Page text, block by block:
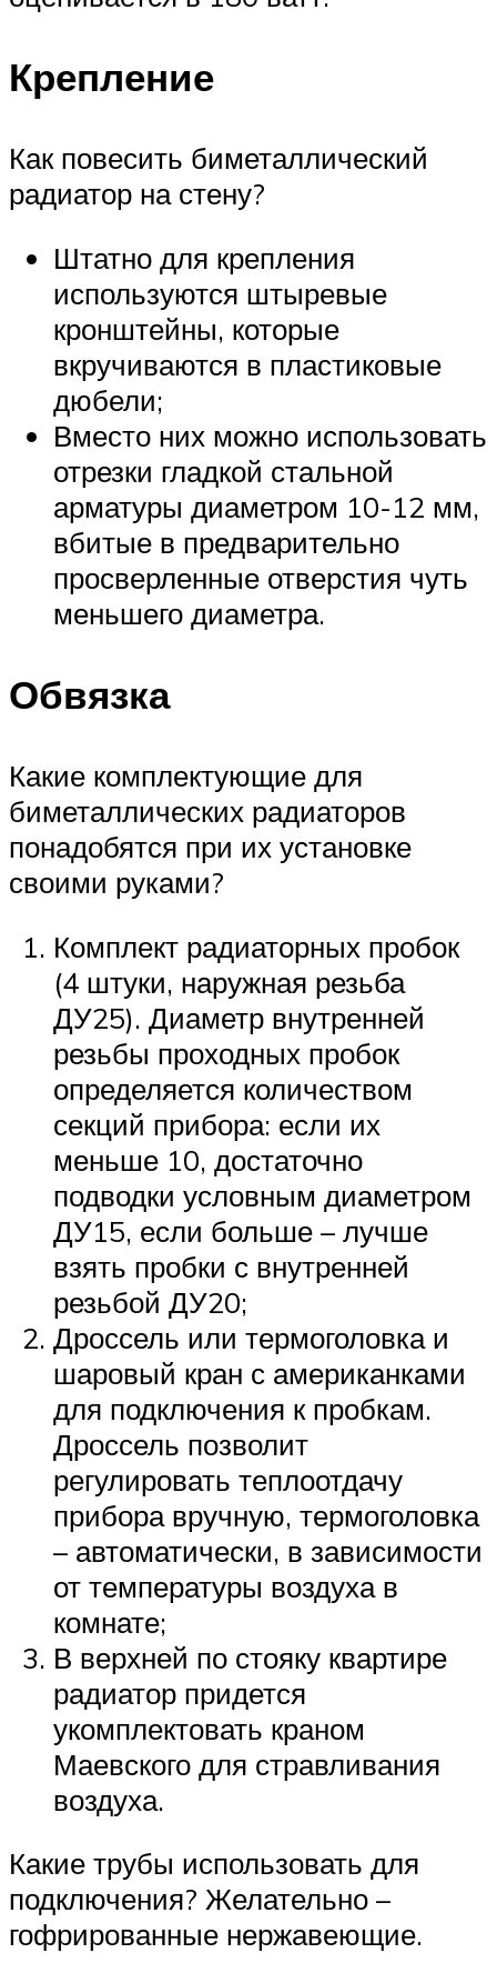
Крепление
Как повесить биметаллический
радиатор на стену?
Штатно для крепления
используются штыревые
кронштейны, которые
вкручиваются в пластиковые
дюбели;
Вместо них можно использовать
отрезки гладкой стальной
арматуры диаметром 10-12 мм,
вбитые в предварительно
просверленные отверстия чуть
меньшего диаметра.
Обвязка
Какие комплектующие для
биметаллических радиаторов
понадобятся при их установке
своими руками?
Комплект радиаторных пробок
(4 штуки, наружная резьба
ДУ25). Диаметр внутренней
резьбы проходных пробок
определяется количеством
секций прибора: если их
меньше 10, достаточно
подводки условным диаметром
ДУ15, если больше – лучше
взять пробки с внутренней
резьбой ДУ20;
Дроссель или термоголовка и
шаровый кран с американками
для подключения к пробкам.
Дроссель позволит
регулировать теплоотдачу
прибора вручную, термоголовка
– автоматически, в зависимости
от температуры воздуха в
комнате;
В верхней по стояку квартире
радиатор придется
укомплектовать краном
Маевского для стравливания
воздуха.
Какие трубы использовать для
подключения? Желательно –
гофрированные нержавеющие.